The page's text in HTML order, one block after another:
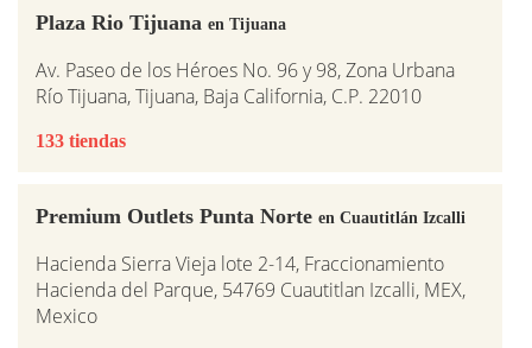
Plaza Rio Tijuana en Tijuana
Av. Paseo de los Héroes No. 96 y 98, Zona Urbana
Río Tijuana, Tijuana, Baja California, C.P. 22010
133 tiendas
Premium Outlets Punta Norte en Cuautitlán Izcalli
Hacienda Sierra Vieja lote 2-14, Fraccionamiento
Hacienda del Parque, 54769 Cuautitlan Izcalli, MEX,
Mexico